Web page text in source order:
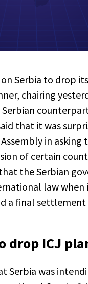
Serbia to drop
chairing
that it was
in
of certain
the Serbian
law when
final settlement
drop ICJ
Serbia was